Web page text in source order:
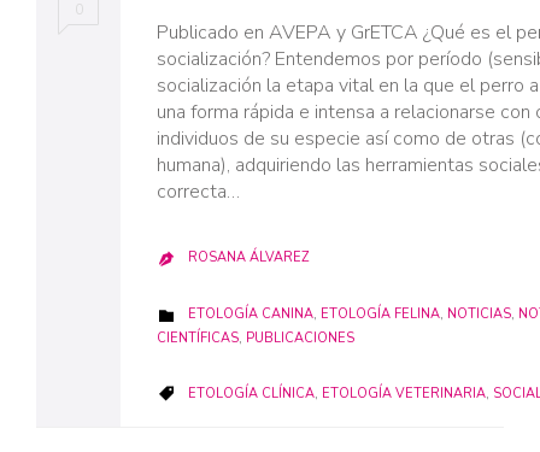
0
Publicado en AVEPA y GrETCA ¿Qué es el
socialización? Entendemos por período
socialización la etapa vital en la que el perro
una forma rápida e intensa a relacionarse con
individuos de su especie así como de otras
humana), adquiriendo las herramientas
correcta…
 ROSANA ÁLVAREZ
 CATEGORY
ETOLOGÍA CANINA, ETOLOGÍA FELINA, NOTICIAS,
CIENTÍFICAS, PUBLICACIONES
 CATEGORY
ETOLOGÍA CLÍNICA, ETOLOGÍA VETERINARIA,